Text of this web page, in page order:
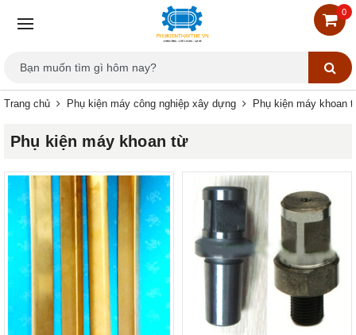
0
Trang chủ Phụ kiện máy công nghiệp xây dựng Phụ kiện máy khoan
Phụ kiện máy khoan từ